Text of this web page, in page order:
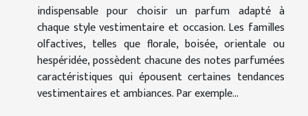
indispensable pour choisir un parfum adapté à
chaque style vestimentaire et occasion. Les familles
olfactives, telles que florale, boisée, orientale ou
hespéridée, possèdent chacune des notes parfumées
caractéristiques qui épousent certaines tendances
vestimentaires et ambiances. Par exemple...